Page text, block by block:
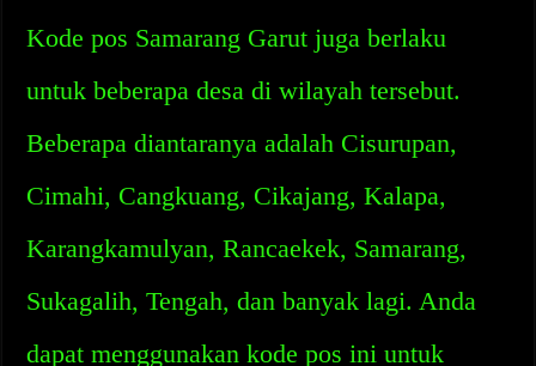
Kode pos Samarang Garut juga berlaku
untuk beberapa desa di wilayah tersebut.
Beberapa diantaranya adalah Cisurupan,
Cimahi, Cangkuang, Cikajang, Kalapa,
Karangkamulyan, Rancaekek, Samarang,
Sukagalih, Tengah, dan banyak lagi. Anda
dapat menggunakan kode pos ini untuk